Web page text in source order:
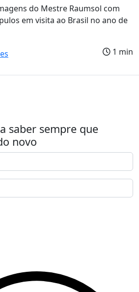
do Mestre Raumsol com
em visita ao Brasil no ano de
1 min
saber sempre que
novo